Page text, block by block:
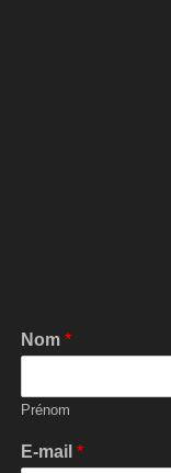
Nom *
Prénom
E-mail *